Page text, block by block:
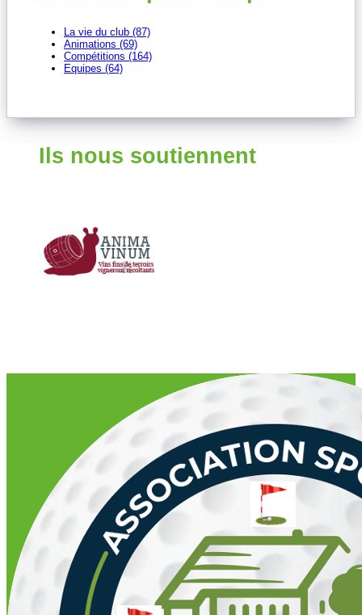
La vie du club (87)
Animations (69)
Compétitions (164)
Equipes (64)
Ils nous soutiennent